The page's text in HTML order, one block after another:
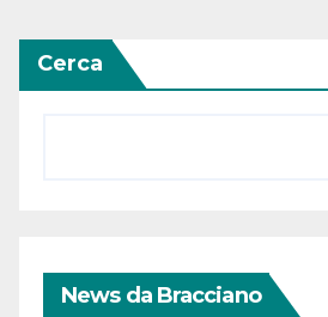
Cerca
News da Bracciano